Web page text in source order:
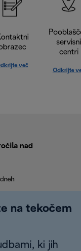
več
servisni
centri
Odkrijte
nad
na tekočem
ki jih